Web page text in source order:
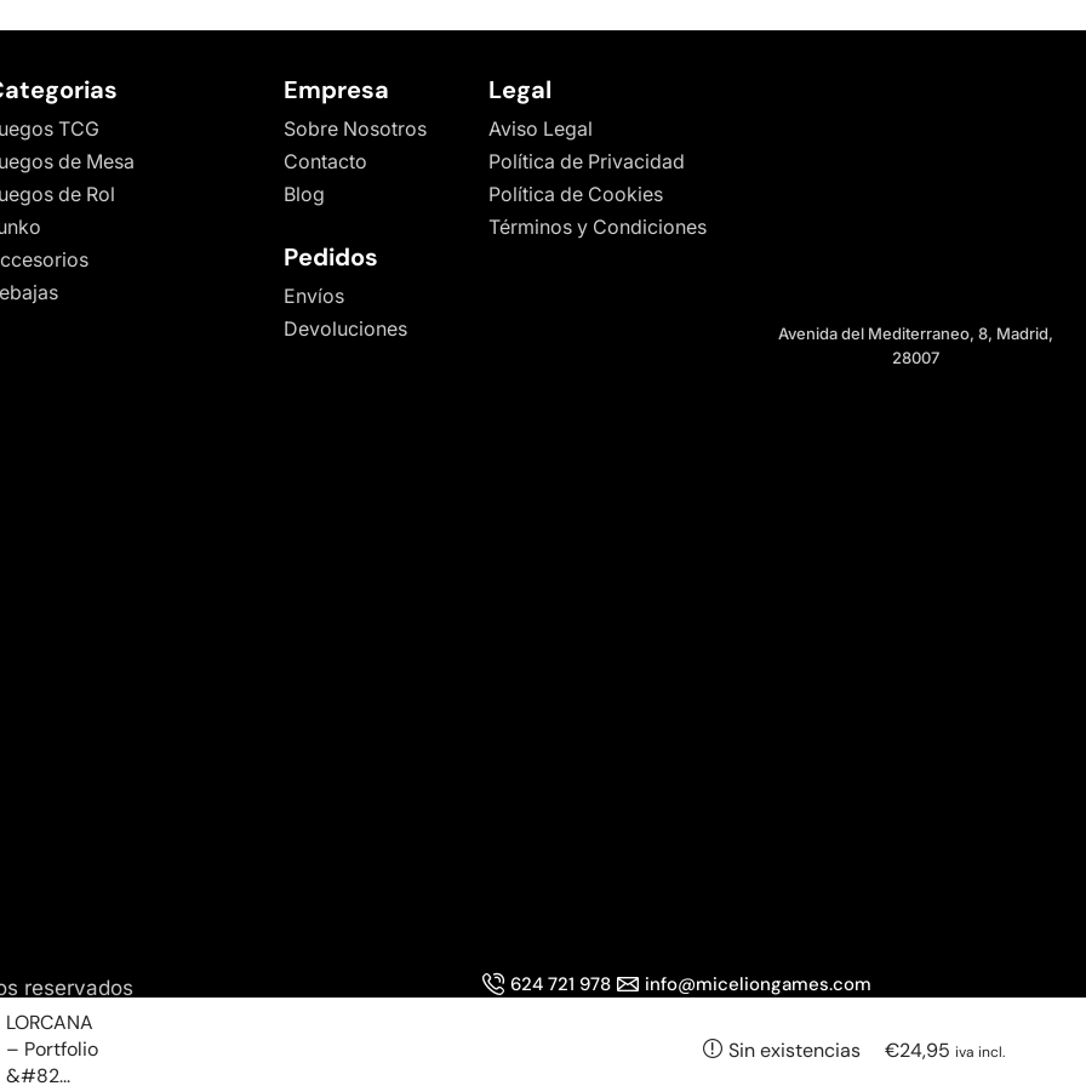
LORCANA
– Portfolio
&#82...
€24,95 iva incl.
Sin existencias
TCG
de Mesa
de Rol
Empresa
Sobre Nosotros
Contacto
Blog
Pedidos
Envíos
Devoluciones
Legal
Aviso Legal
Política de Privacidad
Política de Cookies
Términos y Condiciones
Avenida del Mediterraneo, 8, Madrid,
28007
reservados 624 721 978 info@miceliongames.com